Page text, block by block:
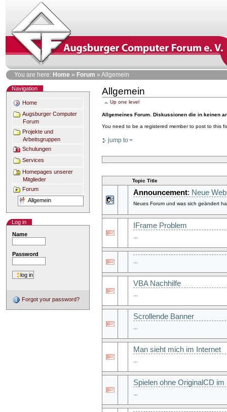
Personal
tools
You are here: Home » Forum »Allgemein
Navigation
Home
Augsburger Computer
Forum
Projekte und
Arbeitsgruppen
Schulungen
Services
Homepages unserer
Mitglieder
Forum
Allgemein
Log in
Name
Password
Forgot your password?
Allgemein
Document
Actions
Up one level
Allgemeines Forum. Diskussionen die in keinen
You need to be a registered member to post to this
jump to
Topic Title
Announcement: Neue
Neues Forum und was sich geändert
IFrame Problem
...
...
VBA Nachhilfe
...
Scrollende Banner
...
Man sieht mich im Internet
...
Spielen ohne OriginalCD im
...